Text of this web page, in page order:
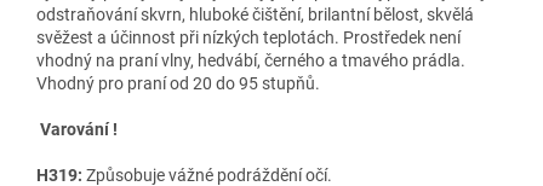
odstraňování skvrn, hluboké čištění, brilantní bělost, skvělá
svěžest a účinnost při nízkých teplotách. Prostředek není
vhodný na praní vlny, hedvábí, černého a tmavého prádla.
Vhodný pro praní od 20 do 95 stupňů.
Varování !
H319: Způsobuje vážné podráždění očí.